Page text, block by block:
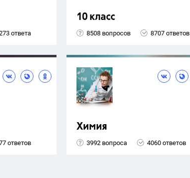
ответа
10 класс
8508 вопросов 8707 ответов
ответов
Химия
3992 вопроса 4060 ответов